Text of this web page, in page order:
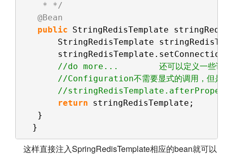
* */
@Bean
public StringRedisTemplate
StringRedisTemplate
//do more...        还可以定义一些诸
//Configuration不需要显式的调用，但是
//
return stringRedisTemplate;
}
}
这样直接注入SpringRedisTemplate相应的bean就可以